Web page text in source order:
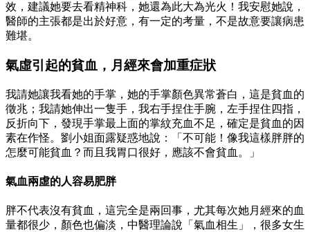
效，建議她要去看精神科，她還為此大為光火！我安慰她說，
醫師的主張都是出於好意，有一定的考量，不是故意要讓病患
難堪。
氣虛引起的貧血，月經來會加重症狀
我請她讓我看她的手掌，她的手掌顏色異常蒼白，這是貧血的
徵兆；我請她伸出一隻手，我右手捏住手腕，左手捏住四指，
反折向下，發現手掌最上面的掌紋充血不足，確定是貧血的因
素在作怪。劉小姐面露疑惑地說：「不可能！像我這樣胖胖的
怎麼可能貧血？而且我胃口很好，應該不會貧血。」
氣血兩虛的人容易肥胖
胖不代表沒有貧血，這完全是兩回事，尤其每次她月經來的血
量都很少，顏色也偏淡，中醫理論說「氣血相生」，很多女生